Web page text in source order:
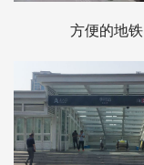
方便的地铁